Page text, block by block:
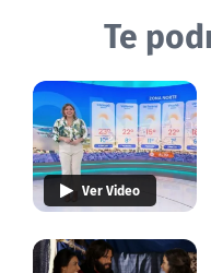
Te
Ver Video